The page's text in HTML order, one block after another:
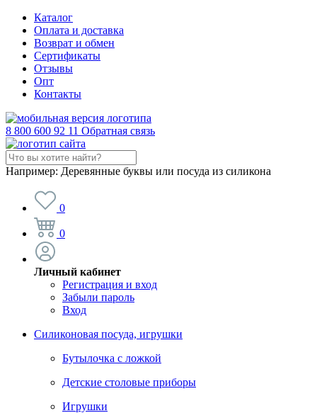
Каталог
Оплата и доставка
Возврат и обмен
Сертификаты
Отзывы
Опт
Контакты
8 800 600 92 11 Обратная связь
Например: Деревянные буквы или посуда из силикона
0
0
Личный кабинет
Регистрация и вход
Забыли пароль
Вход
Силиконовая посуда, игрушки
Бутылочка с ложкой
Детские столовые приборы
Игрушки